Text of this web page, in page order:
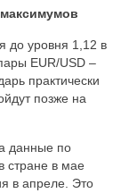
до уровня 1,12 в
EUR/USD –
практически
позже на
данные по
стране в мае
в апреле. Это